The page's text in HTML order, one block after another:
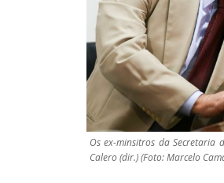
Os ex-minsitros da Secretaria
Calero (dir.) (Foto: Marcelo